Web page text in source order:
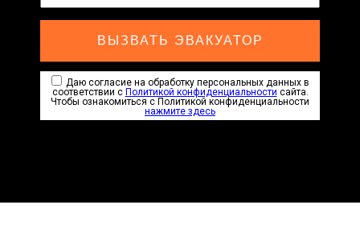
ВЫЗВАТЬ ЭВАКУАТОР
Даю согласие на обработку персональных данных в
соответствии с Политикой конфиденциальности сайта.
Чтобы ознакомиться с Политикой конфиденциальности
нажмите здесь